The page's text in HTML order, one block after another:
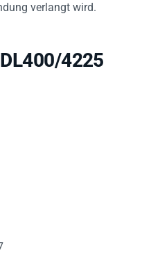
verlangt wird.
4225